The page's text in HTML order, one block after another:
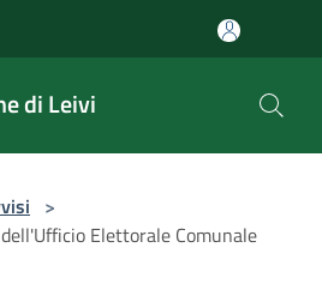
di Leivi
>
Elettorale Comunale